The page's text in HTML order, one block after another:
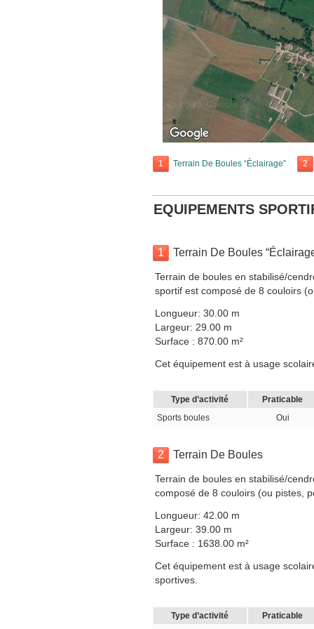
1 Terrain De Boules “Éclairage” 2
EQUIPEMENTS
1 Terrain De Boules
Terrain de boules en stabilisé/
sportif est composé de 8 couloirs
Longueur: 30.00 m
Largeur: 29.00 m
Surface : 870.00 m²
Cet équipement est à usage
Type d’activité
Praticable
Sports boules
Oui
2 Terrain De Boules
Terrain de boules en stabilisé/
composé de 8 couloirs (ou pistes,
Longueur: 42.00 m
Largeur: 39.00 m
Surface : 1638.00 m²
Cet équipement est à usage
sportives.
Type d’activité Praticable